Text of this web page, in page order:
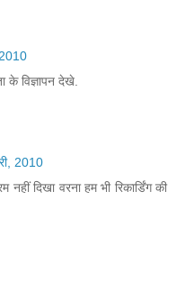
के विज्ञापन देखे.
2010
दिखा वरना हम भी रिकार्डिंग की